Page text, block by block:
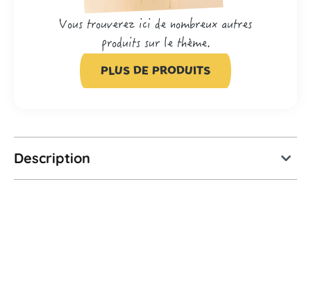
Vous trouverez ici de nombreux autres
produits sur le thème.
PLUS DE PRODUITS
Description